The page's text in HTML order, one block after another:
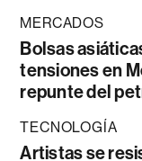
MERCADOS
Bolsas
tensiones en
repunte del
TECNOLOGÍA
Artistas se